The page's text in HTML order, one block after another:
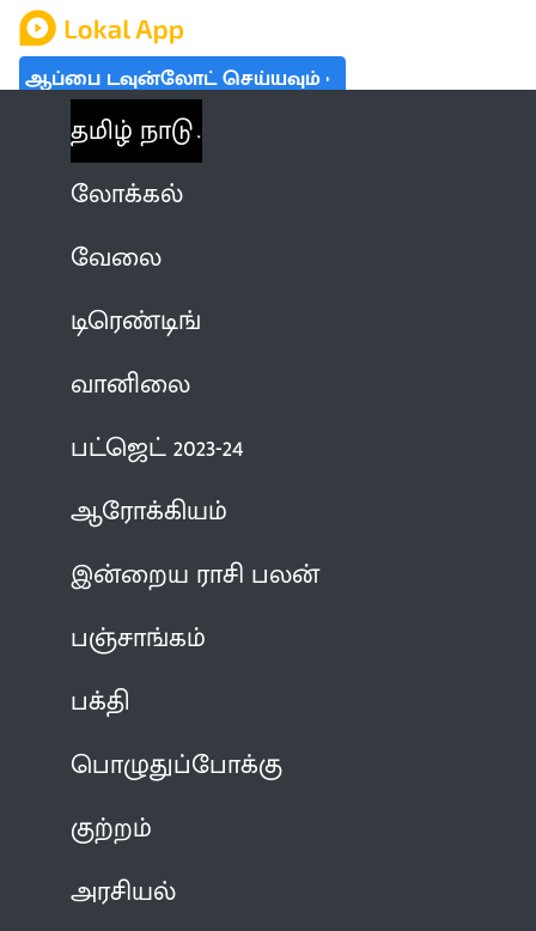
ஆப்பை டவுன்லோட் செய்யவும்
தமிழ் நாடு
லோக்கல்
வேலை
டிரெண்டிங்
வானிலை
பட்ஜெட் 2023-24
ஆரோக்கியம்
இன்றைய ராசி பலன்
பஞ்சாங்கம்
பக்தி
பொழுதுப்போக்கு
குற்றம்
அரசியல்